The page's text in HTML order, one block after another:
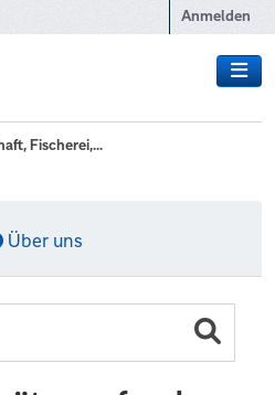
Anmelden
Fischerei,...
Über uns